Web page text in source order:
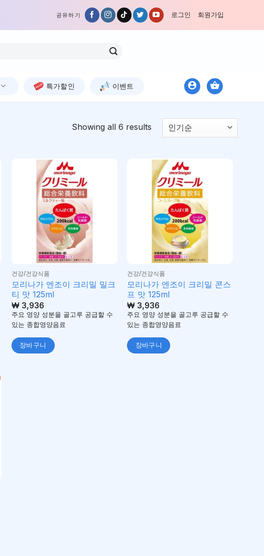
공유하기 로그인 회원가입
특가할인 이벤트
Showing all 6 results
건강/건강식품
모리나가 엔조이 크리밀 밀크
티 맛 125ml
₩3,936
주요 영양 성분을 골고루 공급할 수
있는 종합영양음료
장바구니
건강/건강식품
모리나가 엔조이 크리밀 콘스
프 맛 125ml
₩ 3,936
주요 영양 성분을 골고루 공급할 수
있는 종합영양음료
장바구니